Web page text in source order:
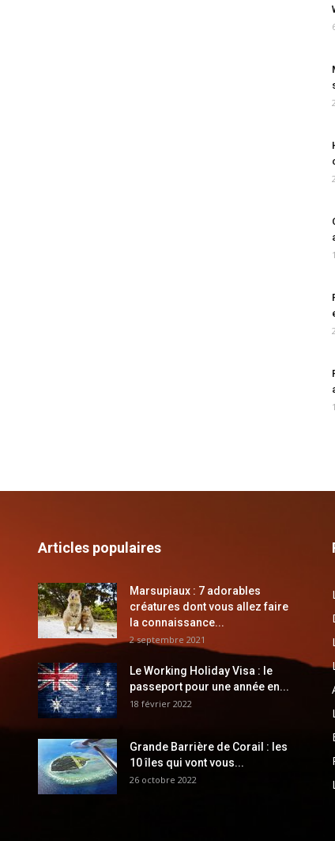
Articles populaires
Marsupiaux : 7 adorables
créatures dont vous allez faire
la connaissance...
2 septembre 2021
Le Working Holiday Visa : le
passeport pour une année en...
18 février 2022
Grande Barrière de Corail : les
10 îles qui vont vous...
26 octobre 2022